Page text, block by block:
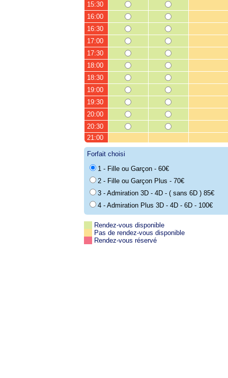
15:30
16:00
16:30
17:00
17:30
18:00
18:30
19:00
19:30
20:00
20:30
21:00
Forfait choisi
1 - Fille ou Garçon - 60€
2 - Fille ou Garçon Plus - 70€
3 - Admiration 3D - 4D - ( sans 6D ) 85€
4 - Admiration Plus 3D - 4D - 6D - 100€
Rendez-vous disponible
Pas de rendez-vous disponible
Rendez-vous réservé